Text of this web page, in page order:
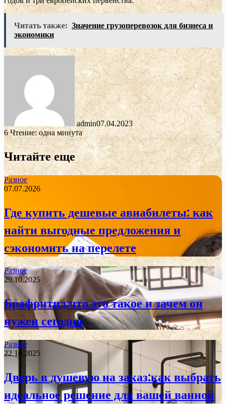
Читать также: Значение грузоперевозок для бизнеса и
экономики
admin07.04.2023
6Чтение: одна минута
Читайте еще
Разное
07.07.2026
Где купить дешевые авиабилеты: как
найти выгодные предложения и
сэкономить на перелете
Разное
29.10.2025
Брафритид:что это такое и зачем он
нужен сегодня
Разное
22.10.2025
Дверь в душевую на заказ:как выбрать
идеальное решение для вашей ванной